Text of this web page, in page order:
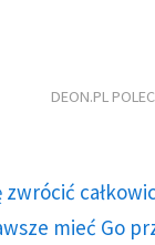
DEON.PL
zwrócić
mieć Go